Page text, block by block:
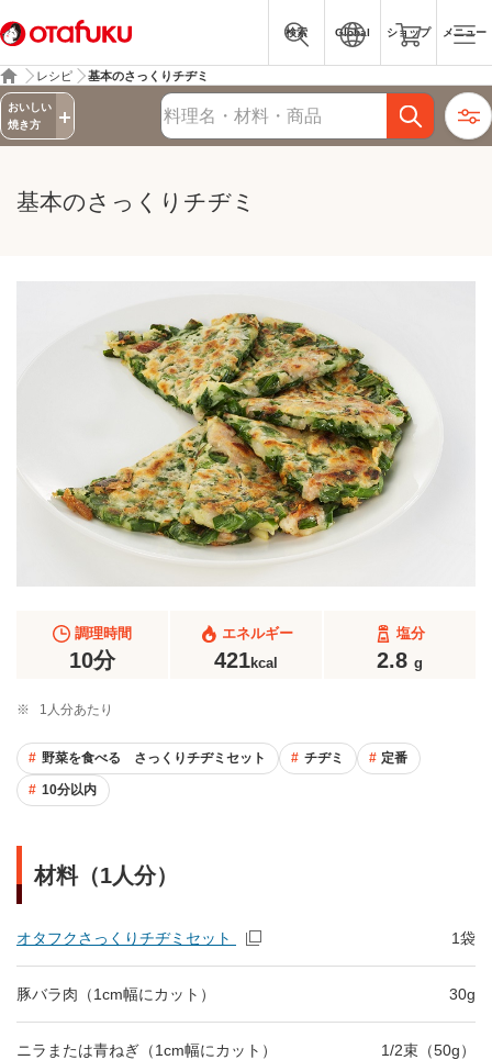
検索 Global ショップ メニュー
レシピ 基本のさっくりチヂミ
おいしい
焼き方
レシピ検索
基本のさっくりチヂミ
調理時間
10分
エネルギー
421kcal
塩分
2.8 g
※ 1人分あたり
野菜を食べる さっくりチヂミセット チヂミ 定番
10分以内
材料（1人分）
オタフクさっくりチヂミセット 1袋
豚バラ肉（1cm幅にカット） 30g
ニラまたは青ねぎ（1cm幅にカット） 1/2束（50g）